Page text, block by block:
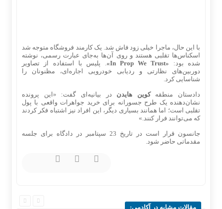
با این حال، ماجرا خیلی زود فاش شد. یک کارمند فروشگاه متوجه شد
اسکناس‌ها تقلبی هستند و روی آن‌ها به‌جای عبارت رسمی، نوشته
شده بود: «In Prop We Trust»
. پلیس با استفاده از تصاویر
دوربین‌های نظارتی و ردیابی خودرویی اجاره‌ای، مظنونان را
شناسایی کرد.
دادستان منطقهکوین هایدن در بیانیه‌ای گفت: «این پرونده
نشان‌دهنده یک طرح جسورانه برای خرید جواهرات واقعی با پول
تقلبی است؛ اما همانند بسیاری دیگر، این افراد نیز اشتباه فکر کردند
که می‌توانند فرار کنند.»
جانسون قرار است در تاریخ 23 سپتامبر در دادگاه برای جلسه
مقدماتی حاضر شود.
مقالات مشابه در آکادمی: